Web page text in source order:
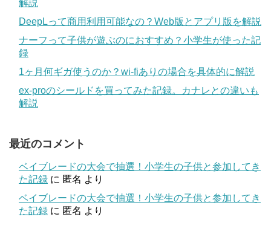
解説
DeepLって商用利用可能なの？Web版とアプリ版を解説
ナーフって子供が遊ぶのにおすすめ？小学生が使った記
録
1ヶ月何ギガ使うのか？wi-fiありの場合を具体的に解説
ex-proのシールドを買ってみた記録。カナレとの違いも
解説
最近のコメント
ベイブレードの大会で抽選！小学生の子供と参加してき
た記録 に 匿名 より
ベイブレードの大会で抽選！小学生の子供と参加してき
た記録 に 匿名 より